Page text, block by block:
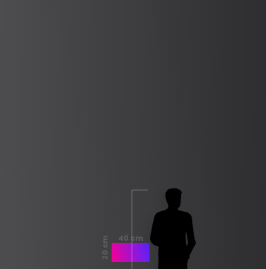
40 cm
20 cm